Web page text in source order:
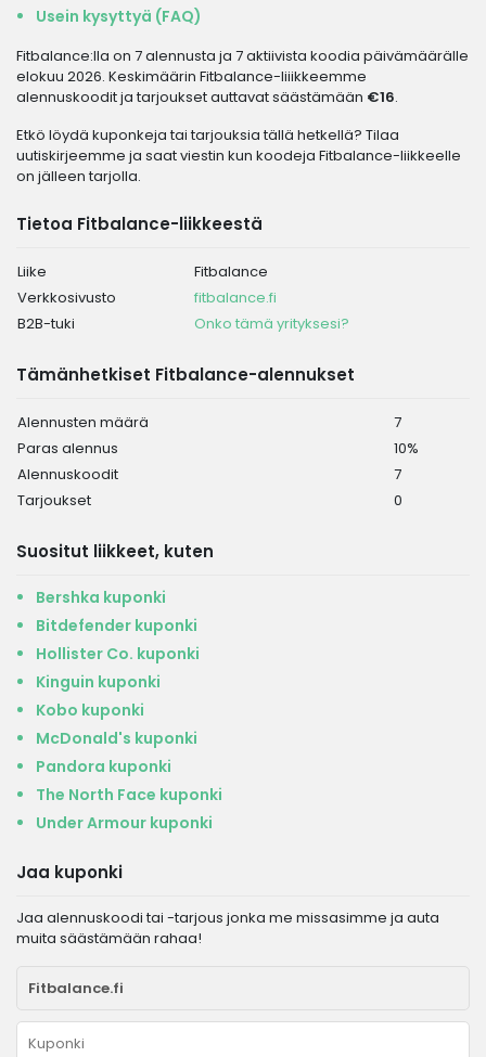
Usein kysyttyä (FAQ)
Fitbalance:lla on 7 alennusta ja 7 aktiivista koodia päivämäärälle
elokuu 2026. Keskimäärin Fitbalance-liiikkeemme
alennuskoodit ja tarjoukset auttavat säästämään €16.
Etkö löydä kuponkeja tai tarjouksia tällä hetkellä? Tilaa
uutiskirjeemme ja saat viestin kun koodeja Fitbalance-liikkeelle
on jälleen tarjolla.
Tietoa Fitbalance-liikkeestä
Liike
Fitbalance
Verkkosivusto
fitbalance.fi
B2B-tuki
Onko tämä yrityksesi?
Tämänhetkiset Fitbalance-alennukset
Alennusten määrä
7
Paras alennus
10%
Alennuskoodit
7
Tarjoukset
0
Suositut liikkeet, kuten
Bershka kuponki
Bitdefender kuponki
Hollister Co. kuponki
Kinguin kuponki
Kobo kuponki
McDonald's kuponki
Pandora kuponki
The North Face kuponki
Under Armour kuponki
Jaa kuponki
Jaa alennuskoodi tai -tarjous jonka me missasimme ja auta
muita säästämään rahaa!